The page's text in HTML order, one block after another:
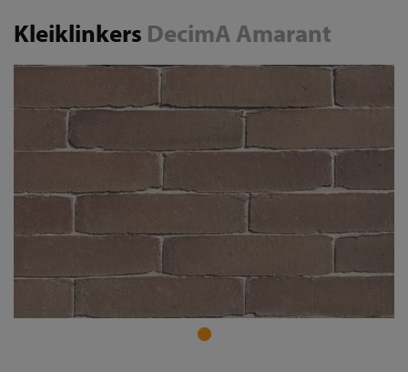
Kleiklinkers DecimA Amarant